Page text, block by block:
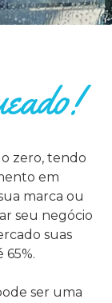
zero, tendo
em
marca ou
seu negócio
suas
65%.
ser uma